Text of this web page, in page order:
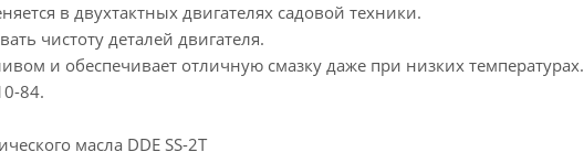
в двухтактных двигателях садовой техники.
чистоту деталей двигателя.
и обеспечивает отличную смазку даже при низких температурах.
84.
масла DDE SS-2T